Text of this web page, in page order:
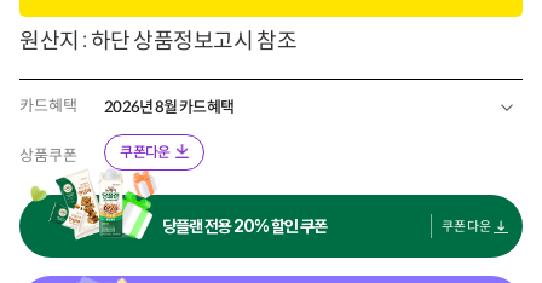
원산지 : 하단 상품정보고시 참조
카드혜택 2026년 8월 카드혜택
상품쿠폰 쿠폰다운
당플랜 전용 20% 할인 쿠폰 쿠폰 다운